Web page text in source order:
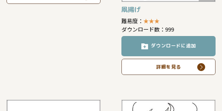
凧揚げ
難易度：★★★
ダウンロード数：999
ダウンロードに追加
詳細を見る